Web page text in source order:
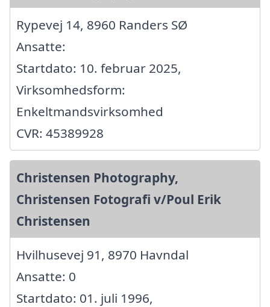
Rypevej 14, 8960 Randers SØ
Ansatte:
Startdato: 10. februar 2025,
Virksomhedsform:
Enkeltmandsvirksomhed
CVR: 45389928
Christensen Photography,
Christensen Fotografi v/Poul Erik
Christensen
Hvilhusevej 91, 8970 Havndal
Ansatte: 0
Startdato: 01. juli 1996,